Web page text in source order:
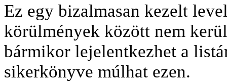
Ez egy bizalmasan kezelt
körülmények között nem
bármikor lejelentkezhet a
sikerkönyve múlhat ezen.